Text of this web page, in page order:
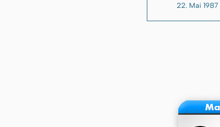
22. Mai 1987